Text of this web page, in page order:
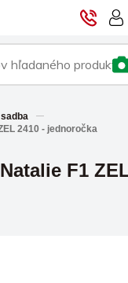
2410 - jednoročka
F1